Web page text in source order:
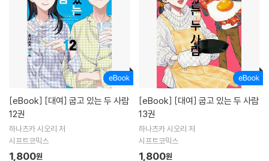
[eBook]
12권
하나츠카 시오리 저
시프트코믹스
1,800원
[eBook]
13권
하나츠카 시오리 저
시프트코믹스
1,800원